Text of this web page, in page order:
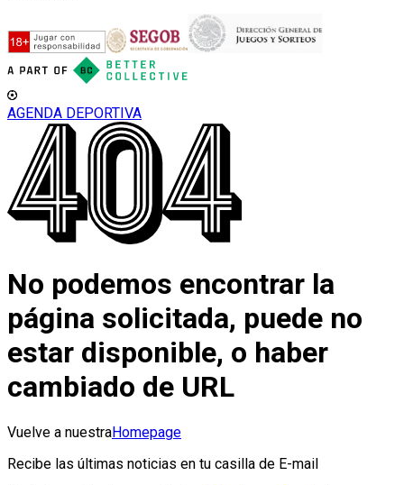
AGENDA DEPORTIVA
No podemos encontrar la
página solicitada, puede no
estar disponible, o haber
cambiado de URL
Vuelve a nuestraHomepage
Recibe las últimas noticias en tu casilla de E-mail